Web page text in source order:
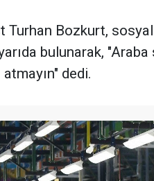
Bozkurt, sosyal
bulunarak,
dedi.